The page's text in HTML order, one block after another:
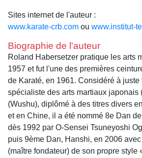
Sites internet de l'auteur :
www.karate-crb.com ou www.institut-
Biographie de l'auteur
Roland Habersetzer pratique les arts
1957 et fut l'une des premières
de Karaté, en 1961. Considéré à juste
spécialiste des arts martiaux japonais
(Wushu), diplômé à des titres divers
et en Chine, il a été nommé 8e Dan
dès 1992 par O-Sensei Tsuneyoshi
puis 9ème Dan, Hanshi, en 2006
(maître fondateur) de son propre style